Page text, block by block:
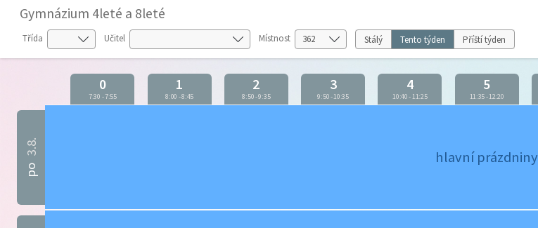
Gymnázium 4leté a 8leté
Třída Učitel Místnost Stálý Tento týden Příští týden
0
7:30 -7:55
1
8:00 -8:45
2
8:50-9:35
3
9:50-10:35
4
10:40-11:25
5
11:35-12:20
po
3.8.
hlavní prázdniny